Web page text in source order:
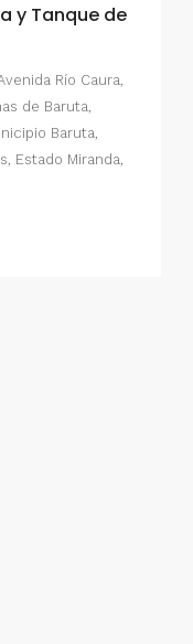
y Tanque de
Río Caura,
de Baruta,
Baruta,
Estado Miranda,